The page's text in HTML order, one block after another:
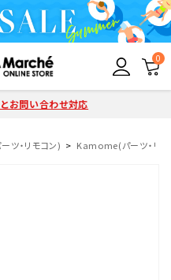
0
お問い合わせ対応
ツ・リモコン) Kamome(パーツ・リ